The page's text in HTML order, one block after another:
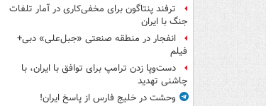
ترفند پنتاگون برای مخفی‌کاری در آمار تلفات
جنگ با ایران
انفجار در منطقه صنعتی «جبل‌علی» دبی+
فیلم
دست‌وپا زدن ترامپ برای توافق با ایران، با
چاشنی تهدید
وحشت در خلیج فارس از پاسخ ایران!